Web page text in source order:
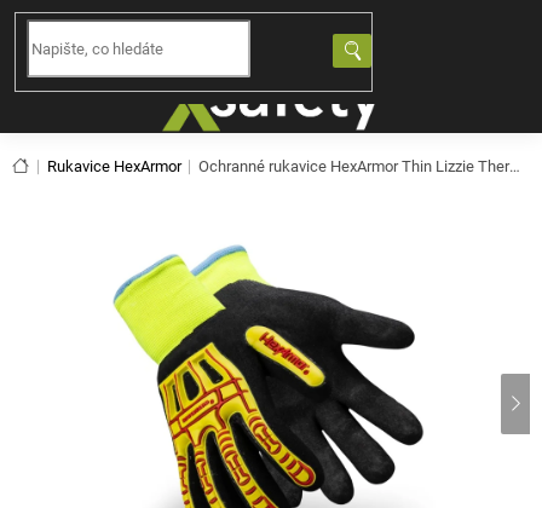
Přejít
obsah
Domů
Rukavice HexArmor Ochranné rukavice HexArmor Thin Lizzie Thermal